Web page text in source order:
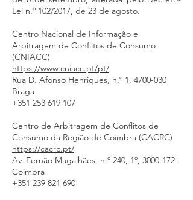
Lei n.º 102/2017, de 23 de agosto.
Centro Nacional de Informação e
Arbitragem de Conflitos de Consumo
(CNIACC)
https://www.cniacc.pt/pt/
Rua D. Afonso Henriques, n.º 1, 4700-030
Braga
+351 253 619 107
Centro de Arbitragem de Conflitos de
Consumo da Região de Coimbra (CACRC)
https://cacrc.pt/
Av. Fernão Magalhães, n.º 240, 1º, 3000-172
Coimbra
+351 239 821 690